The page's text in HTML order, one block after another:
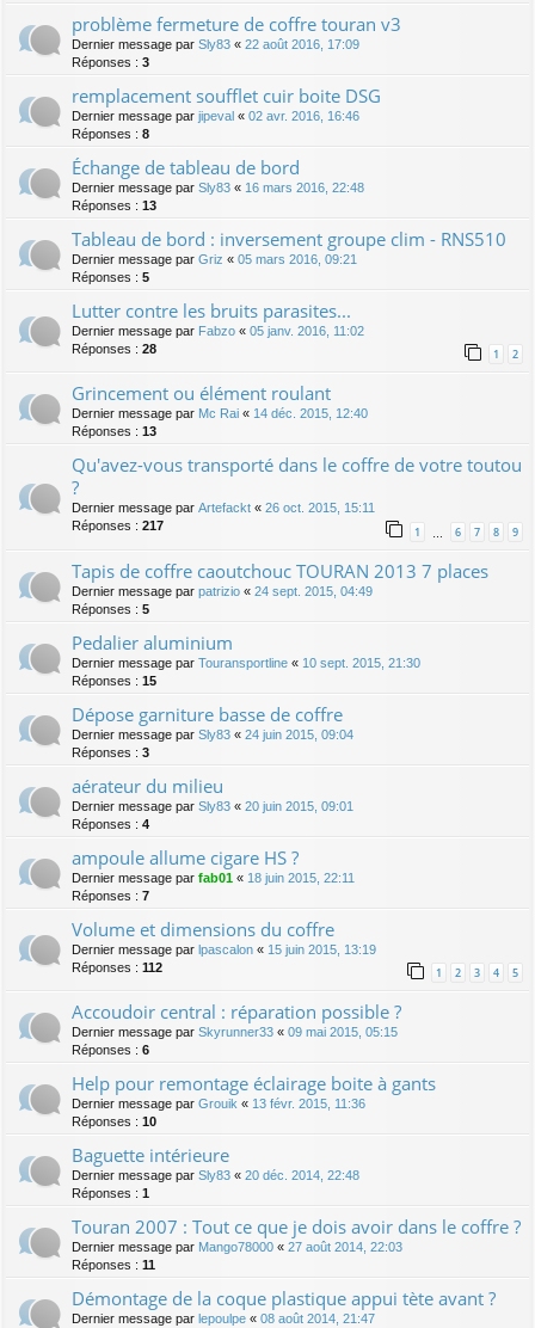
problème fermeture de coffre touran v3
Dernier message par Sly83 « 22 août 2016, 17:09
Réponses : 3
remplacement soufflet cuir boite DSG
Dernier message par jipeval « 02 avr. 2016, 16:46
Réponses : 8
Échange de tableau de bord
Dernier message par Sly83 « 16 mars 2016, 22:48
Réponses : 13
Tableau de bord : inversement groupe clim - RNS510
Dernier message par Griz « 05 mars 2016, 09:21
Réponses : 5
Lutter contre les bruits parasites...
Dernier message par Fabzo « 05 janv. 2016, 11:02
Réponses : 28 1 2
Grincement ou élément roulant
Dernier message par Mc Rai « 14 déc. 2015, 12:40
Réponses : 13
Qu'avez-vous transporté dans le coffre de votre toutou
?
Dernier message par Artefackt « 26 oct. 2015, 15:11
Réponses : 217 1 6 7 8 9
Tapis de coffre caoutchouc TOURAN 2013 7 places
Dernier message par patrizio « 24 sept. 2015, 04:49
Réponses : 5
Pedalier aluminium
Dernier message par Touransportline « 10 sept. 2015, 21:30
Réponses : 15
Dépose garniture basse de coffre
Dernier message par Sly83 « 24 juin 2015, 09:04
Réponses : 3
aérateur du milieu
Dernier message par Sly83 « 20 juin 2015, 09:01
Réponses : 4
ampoule allume cigare HS ?
Dernier message par fab01 « 18 juin 2015, 22:11
Réponses : 7
Volume et dimensions du coffre
Dernier message par lpascalon « 15 juin 2015, 13:19
Réponses : 112 1 2 3 4 5
Accoudoir central : réparation possible ?
Dernier message par Skyrunner33 « 09 mai 2015, 05:15
Réponses : 6
Help pour remontage éclairage boite à gants
Dernier message par Grouik « 13 févr. 2015, 11:36
Réponses : 10
Baguette intérieure
Dernier message par Sly83 « 20 déc. 2014, 22:48
Réponses : 1
Touran 2007 : Tout ce que je dois avoir dans le coffre ?
Dernier message par Mango78000 « 27 août 2014, 22:03
Réponses : 11
Démontage de la coque plastique appui tète avant ?
Dernier message par lepoulpe « 08 août 2014, 21:47